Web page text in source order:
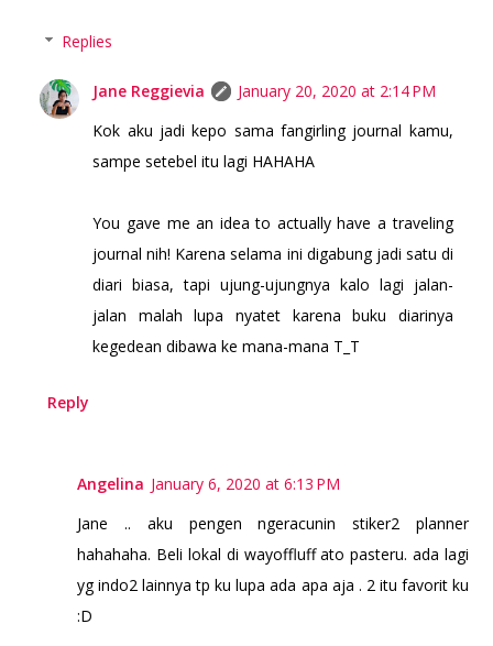
Replies
Jane Reggievia
January 20, 2020 at 2:14 PM
Kok aku jadi kepo sama fangirling journal kamu,
sampe setebel itu lagi HAHAHA
You gave me an idea to actually have a traveling
journal nih! Karena selama ini digabung jadi satu di
diari biasa, tapi ujung-ujungnya kalo lagi jalan-
jalan malah lupa nyatet karena buku diarinya
kegedean dibawa ke mana-mana T_T
Reply
Angelina January 6, 2020 at 6:13 PM
Jane .. aku pengen ngeracunin stiker2 planner
hahahaha. Beli lokal di wayoffluff ato pasteru. ada lagi
yg indo2 lainnya tp ku lupa ada apa aja . 2 itu favorit ku
:D